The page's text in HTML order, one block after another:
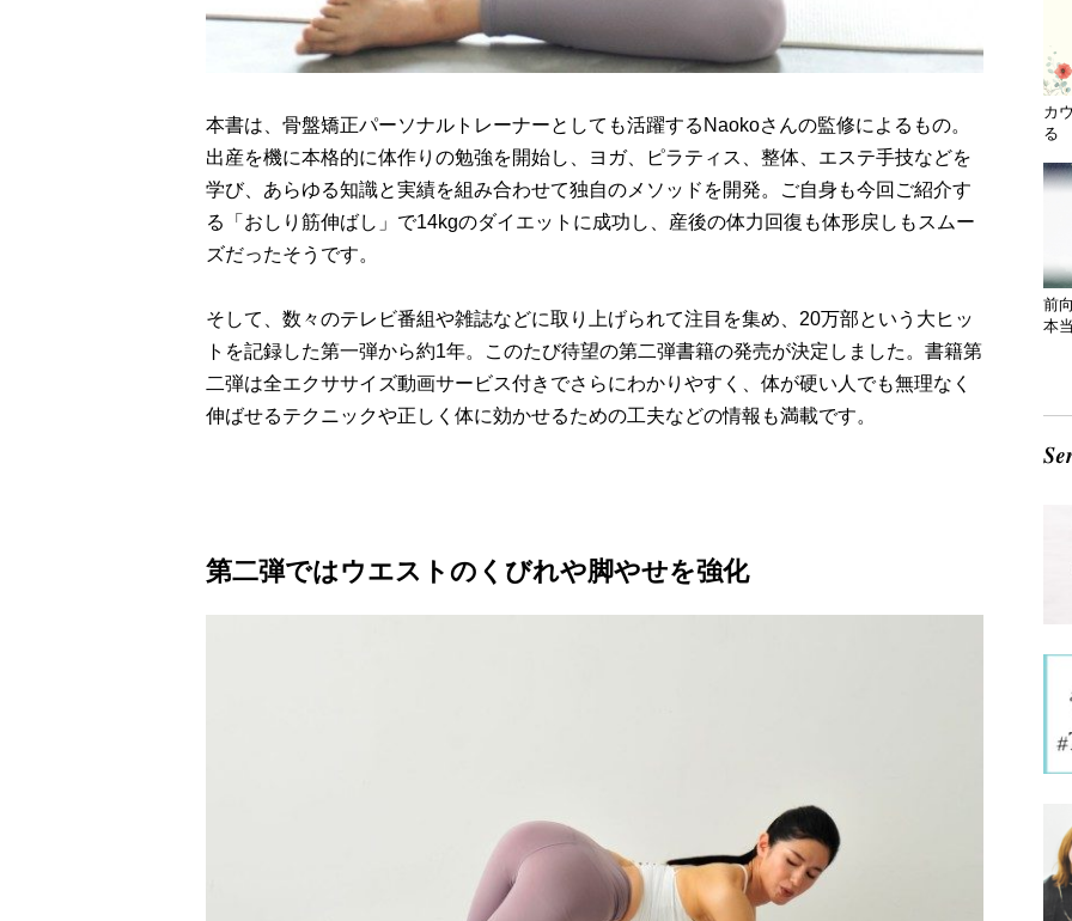
本書は、骨盤矯正パーソナルトレーナーとしても活躍するNaokoさんの監修によるもの。
出産を機に本格的に体作りの勉強を開始し、ヨガ、ピラティス、整体、エステ手技などを
学び、あらゆる知識と実績を組み合わせて独自のメソッドを開発。ご自身も今回ご紹介す
る「おしり筋伸ばし」で14kgのダイエットに成功し、産後の体力回復も体形戻しもスムー
ズだったそうです。
そして、数々のテレビ番組や雑誌などに取り上げられて注目を集め、20万部という大ヒッ
トを記録した第一弾から約1年。このたび待望の第二弾書籍の発売が決定しました。書籍第
二弾は全エクササイズ動画サービス付きでさらにわかりやすく、体が硬い人でも無理なく
伸ばせるテクニックや正しく体に効かせるための工夫などの情報も満載です。
第二弾ではウエストのくびれや脚やせを強化
カ
る
前
本